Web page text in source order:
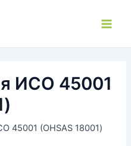
ИСО 45001
45001 (OHSAS 18001)